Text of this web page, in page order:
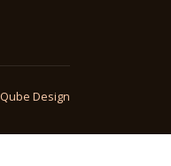
Qube Design